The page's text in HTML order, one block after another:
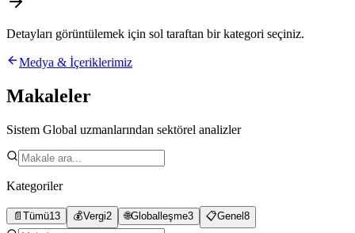
Detayları görüntülemek için sol taraftan bir kategori seçiniz.
Medya & İçeriklerimiz
Makaleler
Sistem Global uzmanlarından sektörel analizler
Kategoriler
📄 Tümü13 💰Vergi2 🌐Globalleşme3 📋Genel 8